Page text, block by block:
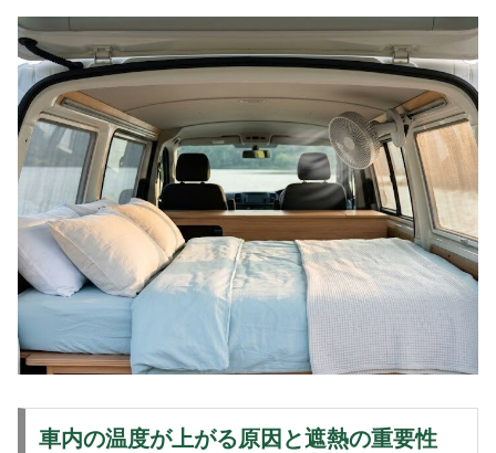
車内の温度が上がる原因と遮熱の重要性